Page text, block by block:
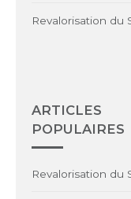
Revalorisation du
ARTICLES
POPULAIRES
Revalorisation du